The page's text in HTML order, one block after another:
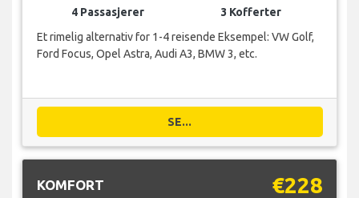
4 Passasjerer
3 Kofferter
Et rimelig alternativ for 1-4 reisende Eksempel: VW Golf,
Ford Focus, Opel Astra, Audi A3, BMW 3, etc.
SE...
KOMFORT €228